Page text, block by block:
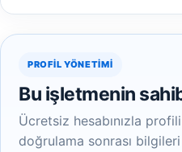
PROFIL YÖNETIMI
Bu işletmenin
Ücretsiz hesabınızla
doğrulama sonrası